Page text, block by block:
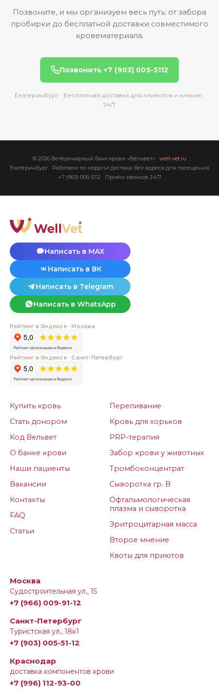
Позвоните, и мы организуем весь путь: от забора
пробирки до бесплатной доставки совместимого
кровематериала.
Позвонить +7 (903) 005-5112
Екатеринбург · Бесплатная доставка для клиентов и клиник ·
24/7
© 2026 Ветеринарный банк крови «Вельвет» · well-vet.ru
Екатеринбург · Работаем по модели доствки без адреса для посещения
+7 (903) 005-5112 · Приём звонков 24/7
Написать в MAX
Написать в ВК
Написать в Telegram
Написать в WhatsApp
Рейтинг в Яндексе · Москва
Рейтинг в Яндексе · Санкт-Петербург
Купить кровь
Стать донором
Код Вельвет
О банке крови
Наши пациенты
Вакансии
Контакты
FAQ
Статьи
Переливание
Кровь для хорьков
PRP-терапия
Забор крови у животных
Тромбоконцентрат
Сыворотка гр. В
Офтальмологическая
плазма и сыворотка
Эритроцитарная масса
Второе мнение
Квоты для приютов
Москва
Судостроительная ул., 15
+7 (966) 009-91-12
Санкт-Петербург
Туристская ул., 18к1
+7 (903) 005-51-12
Краснодар
доставка компонентов крови
+7 (996) 112-93-00